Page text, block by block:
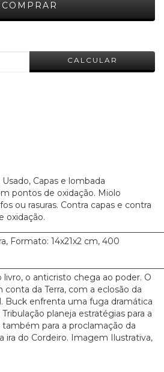
CALCULAR
Capas e lombada
pontos de oxidação. Miolo
ou rasuras. Contra capas e contra
oxidação.
Formato: 14x21x2 cm, 400
o anticristo chega ao poder. O
da Terra, com a eclosão da
Buck enfrenta uma fuga dramática
planeja estratégias para a
para a proclamação da
ira do Cordeiro. Imagem Ilustrativa,